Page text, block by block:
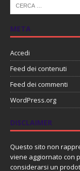
META
Accedi
Feed dei contenuti
Feed dei commenti
WordPress.org
DISCLAIMER
Questo sito non
viene aggiornato con
considerarsi un